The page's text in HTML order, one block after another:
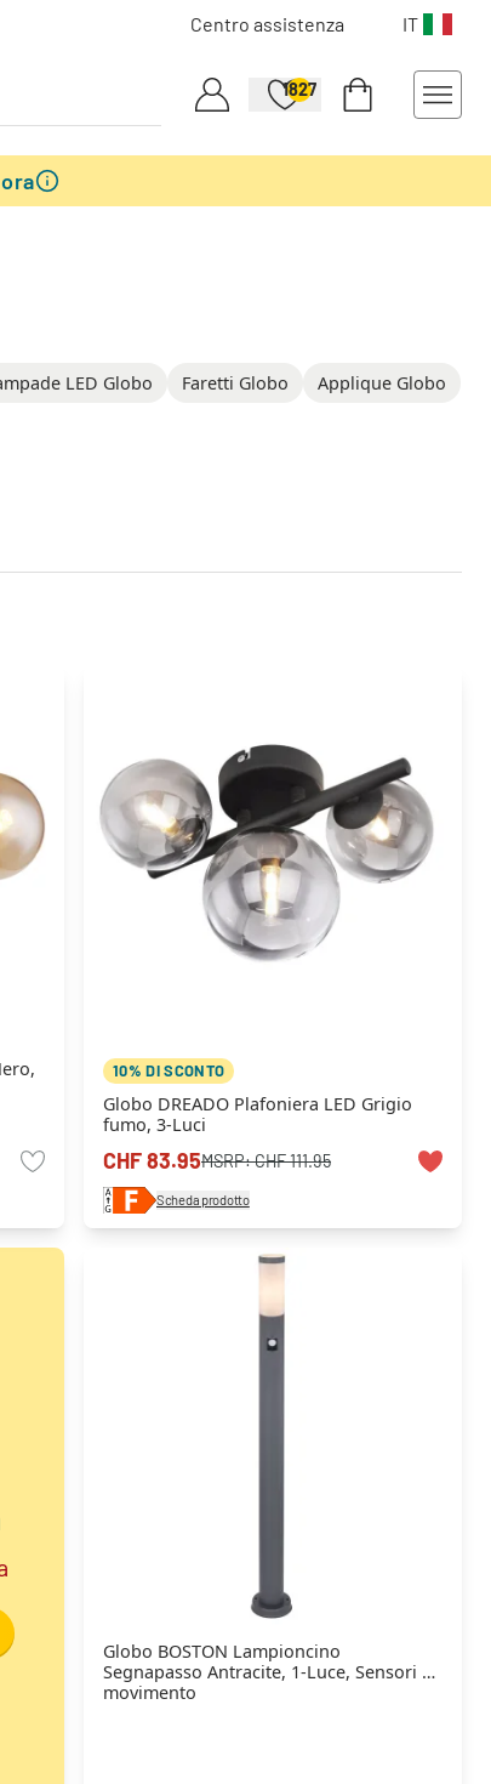
Centro assistenza IT
1827
LED Globo Faretti Globo
Applique Globo
10% DI SCONTO
Globo DREADO Plafoniera LED Grigio
fumo, 3-Luci
CHF 83.95MSRP:CHF 111.95
Scheda prodotto
Globo BOSTON Lampioncino
Segnapasso Antracite, 1-Luce, Sensori di
movimento